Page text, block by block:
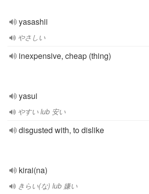
yasashii
やさしい
inexpensive, cheap (thing)
yasui
やすい lub 安い
disgusted with, to dislike
kirai(na)
きらい(な) lub 嫌い